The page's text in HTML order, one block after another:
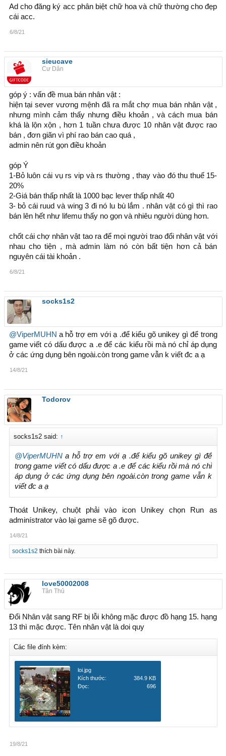
Ad cho đăng ký acc phân biệt chữ hoa và chữ thường cho đẹp
cái acc.
6/8/21
sieucave
Cư Dân
góp ý : vấn đề mua bán nhân vật :
hiện tại sever vương mệnh đã ra mắt chợ mua bán nhân vật ,
nhưng mình cảm thấy nhưng điều khoản , và cách mua bán
khá là lộn xộn , hơn 1 tuần chưa được 10 nhân vật được rao
bán , đơn giãn vì phí rao bán cao quá ,
admin nên rút gọn điều khoản
góp Ý
1-Bỏ luôn cái vụ rs vip và rs thường , thay vào đó thu thuế 15-
20%
2-Giá bán thấp nhất là 1000 bạc lever thấp nhất 40
3- bỏ cái ruud và wing 3 đi nó lu bù lắm . nhân vật có gì thì rao
bán lên hết như lifemu thấy no gọn và nhiêu người dùng hơn.
chốt cái chợ nhân vật tao ra để mọi người trao đổi nhân vật với
nhau cho tiện , mà admin làm nó còn bất tiện hơn cả bán
nguyên cái tài khoản .
6/8/21
socks1s2
@ViperMUHN a hỗ trợ em với ạ .để kiểu gõ unikey gì để trong
game viết có dấu được a .e để các kiểu rồi mà nó chỉ áp dụng
ở các ứng dụng bên ngoài.còn trong game vẫn k viết đc a ạ
14/8/21
Todorov
socks1s2 said: ↑
@ViperMUHNa hỗ trợ em với ạ .để kiểu gõ unikey gì để
trong game viết có dấu được a .e để các kiểu rồi mà nó chỉ
áp dụng ở các ứng dụng bên ngoài.còn trong game vẫn k
viết đc a ạ
Thoát Unikey, chuột phải vào icon Unikey chọn Run as
adminístrator vào lại game sẽ gõ được.
14/8/21
socks1s2 thích bài này.
love50002008
Tân Thủ
Đổi Nhân vật sang RF bị lỗi không mặc được đồ hạng 15. hạng
13 thì mặc được. Tên nhân vật là doi quy
Các file đính kèm:
loi.jpg
Kích thước:
384.9 KB
Đọc:
696
19/8/21